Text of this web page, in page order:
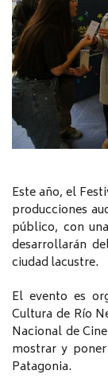
Este año, el
producciones
público, con
desarrollarán
ciudad lacustre.
El evento es
Cultura de Río
Nacional de
mostrar y
Patagonia.